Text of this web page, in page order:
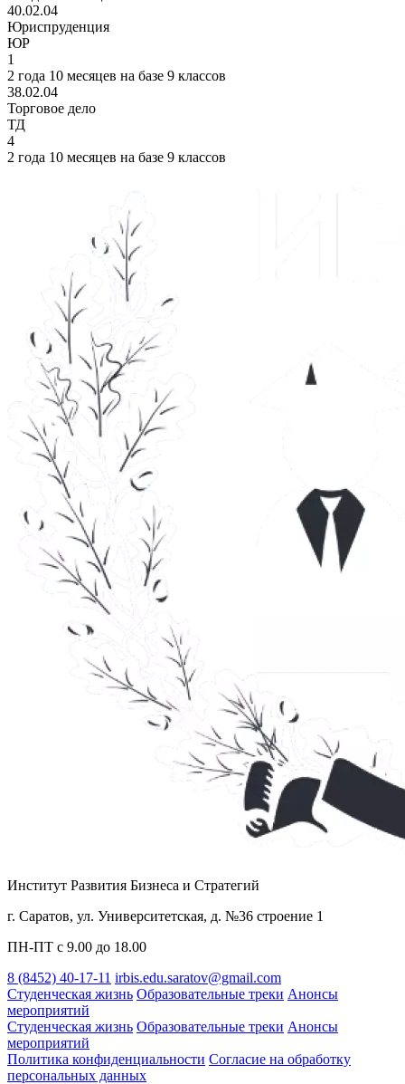
40.02.04
Юриспруденция
ЮР
1
2 года 10 месяцев на базе 9 классов
38.02.04
Торговое дело
ТД
4
2 года 10 месяцев на базе 9 классов
Институт Развития Бизнеса и Стратегий
г. Саратов, ул. Университетская, д. №36 строение 1
ПН-ПТ с 9.00 до 18.00
8 (8452) 40-17-11 irbis.edu.saratov@gmail.com
Студенческая жизнь Образовательные треки Анонсы
мероприятий
Студенческая жизнь Образовательные треки Анонсы
мероприятий
Политика конфиденциальности Cогласие на обработку
персональных данных